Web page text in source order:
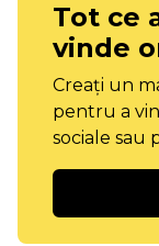
Tot ce
vinde
Creați un
pentru a
sociale sau